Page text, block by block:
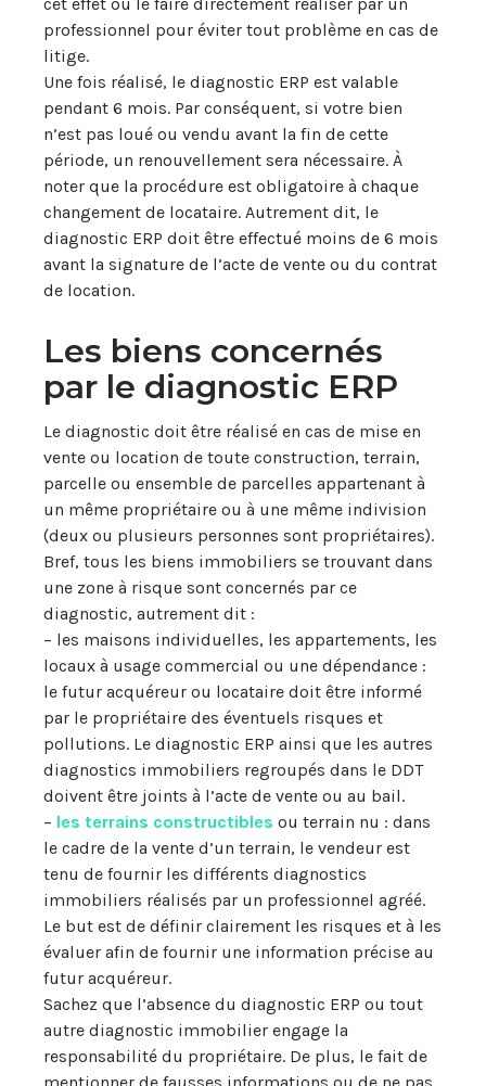
professionnel pour éviter tout problème en cas de
litige.
Une fois réalisé, le diagnostic ERP est valable
pendant 6 mois. Par conséquent, si votre bien
n’est pas loué ou vendu avant la fin de cette
période, un renouvellement sera nécessaire. À
noter que la procédure est obligatoire à chaque
changement de locataire. Autrement dit, le
diagnostic ERP doit être effectué moins de 6 mois
avant la signature de l’acte de vente ou du contrat
de location.
Les biens concernés
par le diagnostic ERP
Le diagnostic doit être réalisé en cas de mise en
vente ou location de toute construction, terrain,
parcelle ou ensemble de parcelles appartenant à
un même propriétaire ou à une même indivision
(deux ou plusieurs personnes sont propriétaires).
Bref, tous les biens immobiliers se trouvant dans
une zone à risque sont concernés par ce
diagnostic, autrement dit :
– les maisons individuelles, les appartements, les
locaux à usage commercial ou une dépendance :
le futur acquéreur ou locataire doit être informé
par le propriétaire des éventuels risques et
pollutions. Le diagnostic ERP ainsi que les autres
diagnostics immobiliers regroupés dans le DDT
doivent être joints à l’acte de vente ou au bail.
– les terrains constructibles ou terrain nu : dans
le cadre de la vente d’un terrain, le vendeur est
tenu de fournir les différents diagnostics
immobiliers réalisés par un professionnel agréé.
Le but est de définir clairement les risques et à les
évaluer afin de fournir une information précise au
futur acquéreur.
Sachez que l’absence du diagnostic ERP ou tout
autre diagnostic immobilier engage la
responsabilité du propriétaire. De plus, le fait de